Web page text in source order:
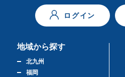
ログイン
地域から探す
北九州
福岡